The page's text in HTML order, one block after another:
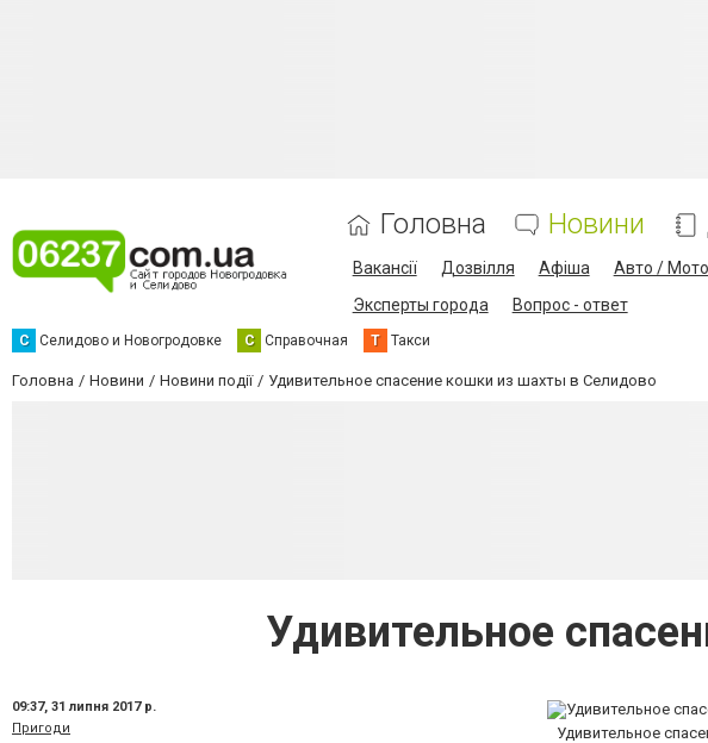
Головна Новини
Вакансії Дозвілля Афіша Авто / Мото
Эксперты города
Вопрос - ответ
С Селидово и Новогродовке С Справочная Т Такси
Головна Новини Новини події Удивительное спасение кошки из шахты в Селидово
Удивительное
09:37, 31 липня 2017 р.
Пригоди
Удивительное